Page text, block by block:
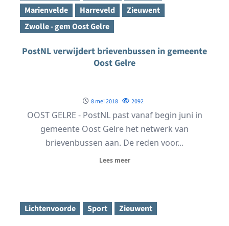
Marienvelde
Harreveld
Zieuwent
Zwolle - gem Oost Gelre
PostNL verwijdert brievenbussen in gemeente
Oost Gelre
8 mei 2018 2092
OOST GELRE - PostNL past vanaf begin juni in
gemeente Oost Gelre het netwerk van
brievenbussen aan. De reden voor...
Lees meer
Lichtenvoorde Sport Zieuwent